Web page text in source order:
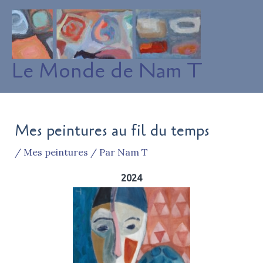
Aller
contenu
Le Monde de Nam T
Mes peintures au fil du temps
/ Mes peintures / Par Nam T
2024